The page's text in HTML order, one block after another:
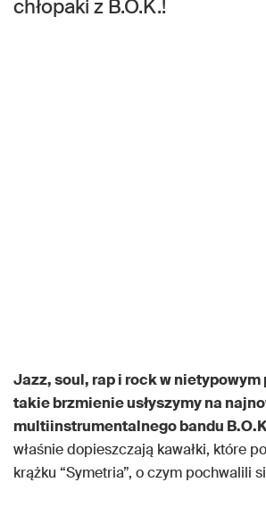
chłopaki z B.O.K.!
Jazz, soul, rap i rock w nietypowym
takie brzmienie usłyszymy na
multiinstrumentalnego bandu
właśnie dopieszczają kawałki, które
krążku “Symetria”, o czym pochwalili